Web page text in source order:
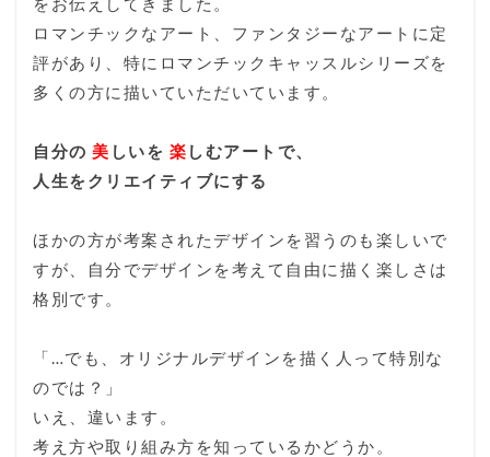
ロマンチックなアート、ファンタジーなアートに定
評があり、特にロマンチックキャッスルシリーズを
多くの方に描いていただいています。
自分の 美 しいを 楽 しむアートで、
人生をクリエイティブにする
ほかの方が考案されたデザインを習うのも楽しいで
すが、自分でデザインを考えて自由に描く楽しさは
格別です。
「…でも、オリジナルデザインを描く人って特別な
のでは？」
いえ、違います。
考え方や取り組み方を知っているかどうか。